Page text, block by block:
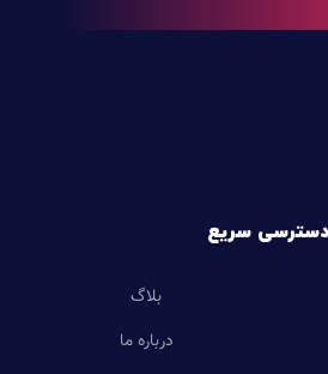
دسترسی سریع
بلاگ
درباره ما